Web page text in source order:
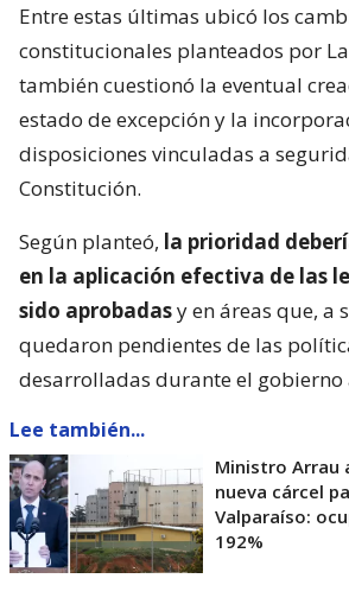
Entre estas últimas ubicó los
constitucionales planteados por
también cuestionó la eventual
estado de excepción y la
disposiciones vinculadas a
Constitución.
Según planteó, la prioridad
en la aplicación efectiva de las
sido aprobadasy en áreas que, a
quedaron pendientes de las
desarrolladas durante el gobierno
Lee también...
Ministro Arrau
nueva cárcel
Valparaíso:
192%